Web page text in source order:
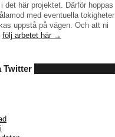
det här projektet. Därför hoppas
med eventuella tokigheter
uppstå på vägen. Och att ni
följ arbetet här →
Twitter